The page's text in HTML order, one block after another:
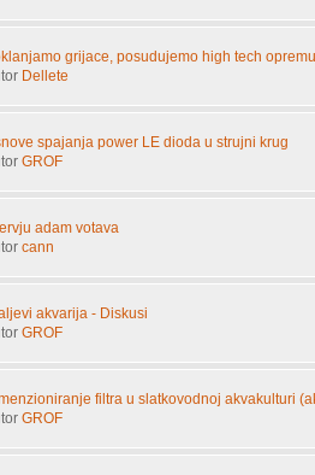
grijace, posudujemo high tech
Dellete
spajanja power LE dioda u strujni krug
GROF
adam votava
cann
akvarija - Diskusi
GROF
filtra u slatkovodnoj akvakulturi
GROF